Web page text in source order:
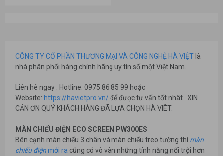
CÔNG TY CỔ PHẦN THƯƠNG MẠI VÀ CÔNG NGHỆ HÀ VIỆT là
nhà phân phối hàng chính hãng uy tín số một Việt Nam.
Liên hê ngay : Hotline: 0975 86 85 99 hoặc
Website: https://havietpro.vn/ để được tư vấn tốt nhât . XIN
CẢN ƠN QUÝ KHÁCH HÀNG ĐÃ LỰA CHỌN HÀ VIÊT.
MÀN CHIẾU ĐIỆN ECO SCREEN PW300ES
Bên cạnh màn chiếu 3 chân và màn chiếu treo tường thì màn
chiếu điệnmới ra cũng có vô vàn những tính năng nổi trội hơn